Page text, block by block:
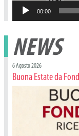
00:00
NEWS
6 Agosto 2026
Buona Estate da